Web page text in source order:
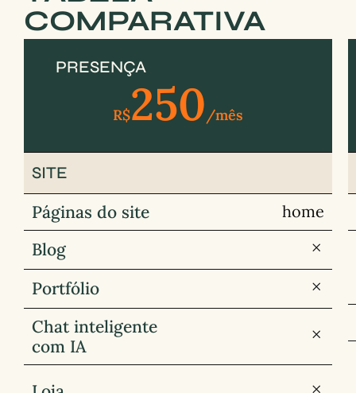
COMPARATIVA
PRESENÇA
R$250 /mês
SITE
Páginas do site home
Blog
Portfólio
Chat inteligente
com IA